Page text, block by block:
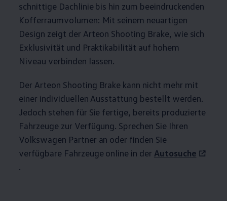
schnittige Dachlinie bis hin zum beeindruckenden
Kofferraumvolumen: Mit seinem neuartigen
Design zeigt der Arteon Shooting Brake, wie sich
Exklusivität und Praktikabilität auf hohem
Niveau verbinden lassen.
Der Arteon Shooting Brake kann nicht mehr mit
einer individuellen Ausstattung bestellt werden.
Jedoch stehen für Sie fertige, bereits produzierte
Fahrzeuge zur Verfügung. Sprechen Sie Ihren
Volkswagen Partner an oder finden Sie
verfügbare Fahrzeuge online in der Autosuche
.